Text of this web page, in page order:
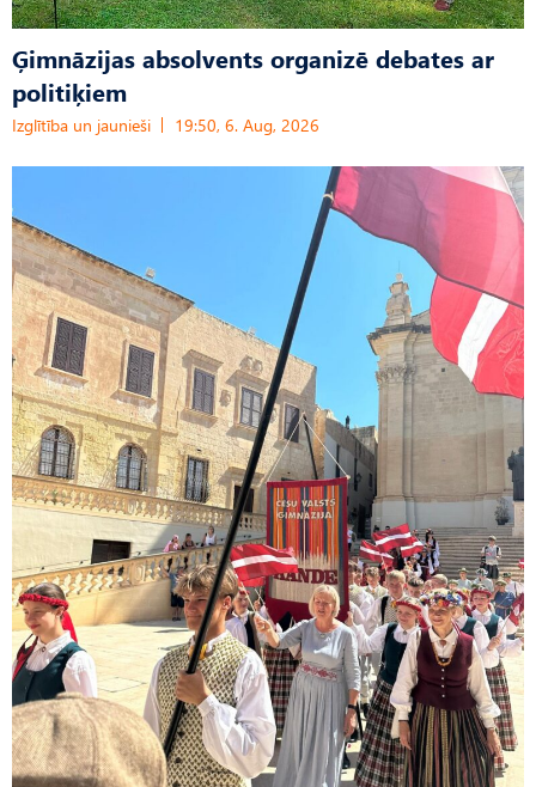
Ģimnāzijas absolvents organizē debates ar
politiķiem
Izglītība un jaunieši 19:50, 6. Aug, 2026